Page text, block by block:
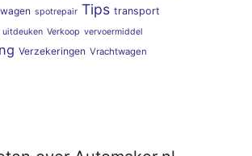
spotrepair Tips transport
uitdeuken Verkoop vervoermiddel
Verzekeringen Vrachtwagen